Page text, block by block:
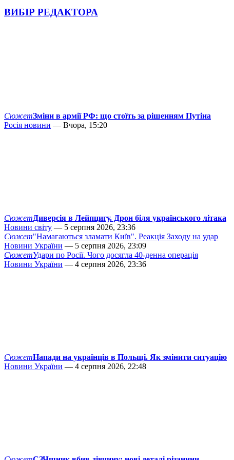
ВИБІР РЕДАКТОРА
СюжетЗміни в армії РФ: що стоїть за рішенням Путіна
Росія новини — Вчора, 15:20
СюжетДиверсія в Лейпцигу. Дрон біля українського літака
Новини світу — 5 серпня 2026, 23:36
Сюжет"Намагаються зламати Київ". Реакція Заходу на удар
Новини України — 5 серпня 2026, 23:09
СюжетУдари по Росії. Чого досягла 40-денна операція
Новини України — 4 серпня 2026, 23:36
СюжетНапади на українців в Польщі. Як змінити ситуацію
Новини України — 4 серпня 2026, 22:48